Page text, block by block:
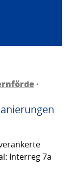
·
Interreg 7a